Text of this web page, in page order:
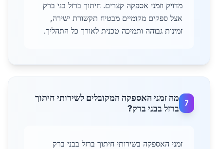
מדויק וזמני אספקה קצרים. חיתוך ברזל בני ברק
אצל ספקים מקומיים מבטיח תקשורת ישירה,
זמינות גבוהה ותמיכה טכנית לאורך כל התהליך.
7
מה זמני האספקה המקובלים לשירותי חיתוך
ברזל בבני ברק?
זמני האספקה בשירותי חיתוך ברזל בבני ברק